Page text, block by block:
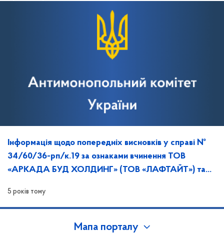
Інформація щодо попередніх висновків у справі №
34/60/36-рп/к.19 за ознаками вчинення ТОВ
«АРКАДА БУД ХОЛДИНГ» (ТОВ «ЛАФТАЙТ») та
5 років тому
Мапа порталу